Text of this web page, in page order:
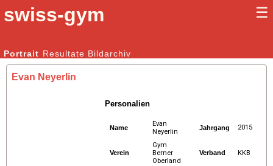
swiss-gym ☰
Kunstturnen Männer | Kunstturnen Frauen
Portrait Resultate Bildarchiv
Evan Neyerlin
Personalien
Name
Evan
Neyerlin
Jahrgang 2015
Verein
Gym
Berner
Oberland
Verband KKB